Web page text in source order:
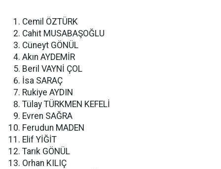
Cemil ÖZTÜRK
Cahit MUSABAŞOĞLU
Cüneyt GÖNÜL
Akın AYDEMİR
Beril VAYNİ ÇOL
İsa SARAÇ
Rukiye AYDIN
Tülay TÜRKMEN KEFELİ
Evren SAĞRA
Ferudun MADEN
Elif YİĞİT
Tarık GÖNÜL
Orhan KILIÇ